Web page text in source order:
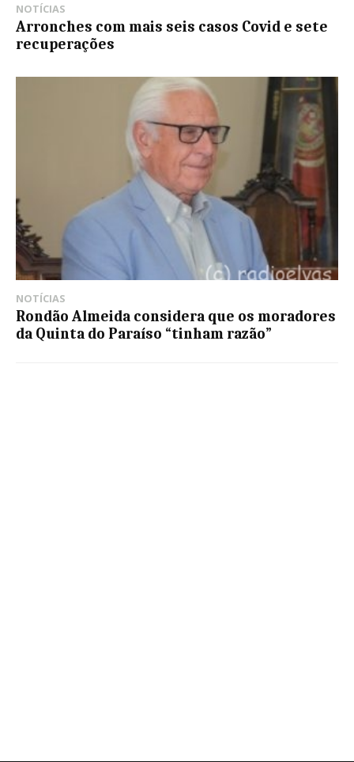
NOTÍCIAS
Arronches com mais seis casos Covid e sete
recuperações
NOTÍCIAS
Rondão Almeida considera que os moradores
da Quinta do Paraíso “tinham razão”